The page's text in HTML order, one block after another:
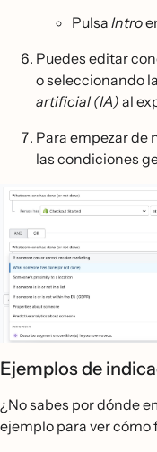
Pulsa Intro
Puedes editar
o seleccionando
artificial (IA) al
Para empezar de
las condiciones
Ejemplos de
¿No sabes por dónde
ejemplo para ver